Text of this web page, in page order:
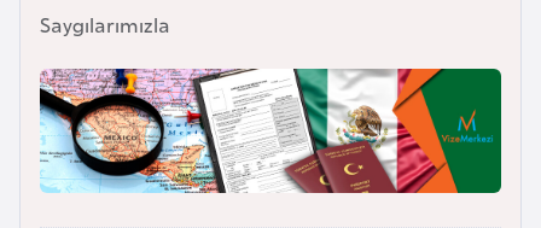
Saygılarımızla
k
B
u
l
g